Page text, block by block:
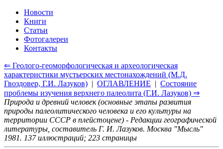
Новости
Книги
Статьи
Фотогалереи
Контакты
⇐ Геолого-геоморфологическая и археологическая
характеристики мустьерских местонахождений (М.Д.
Гвоздовер, Г.И. Лазуков) | ОГЛАВЛЕНИЕ | Состояние
проблемы изучения верхнего палеолита (Г.И. Лазуков) ⇒
Природа и древний человек (основные этапы развития
природы палеолитического человека и его культуры на
территории СССР в плейстоцене) - Редакции географической
литературы, составитель Г. И. Лазуков. Москва "Мысль"
1981. 137 иллюстраций; 223 страницы